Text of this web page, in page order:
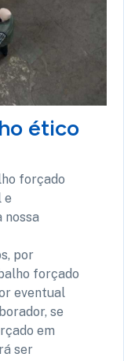
ético
forçado
e
por
forçado
eventual
se
em
ser